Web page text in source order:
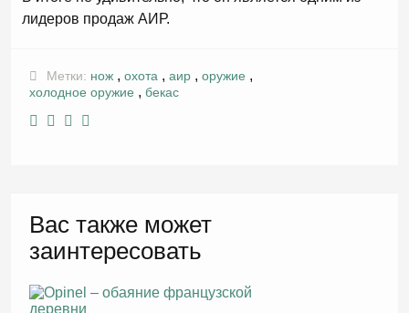
лидеров продаж АИР.
Метки: нож , охота , аир , оружие ,
холодное оружие , бекас
Вас также может
заинтересовать